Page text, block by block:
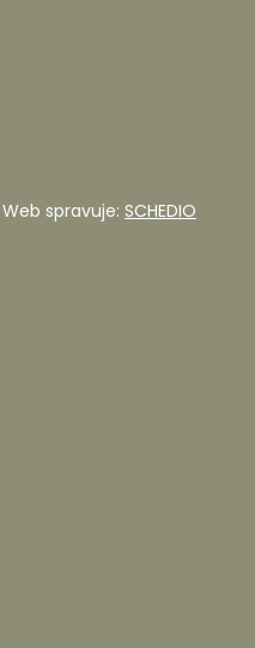
spravuje: SCHEDIO